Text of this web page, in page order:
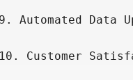
9. Automated Data